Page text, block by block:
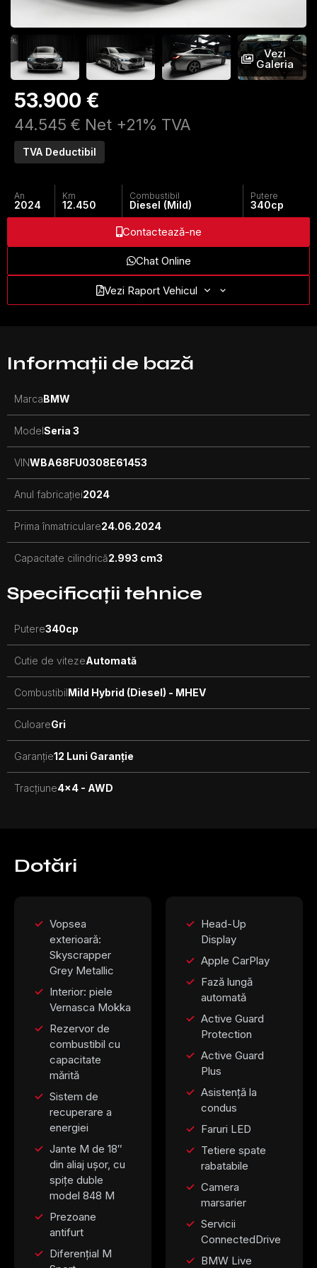
Vezi
Galeria
53.900 €
TVA Deductibil
44.545 € Net +21% TVA
An
2024
Km
12.450
Combustibil
Diesel (Mild)
Putere
340cp
Contactează-ne
Chat Online
Vezi Raport Vehicul
Informații de bază
MarcaBMW
ModelSeria 3
VINWBA68FU0308E61453
Anul fabricației2024
Prima înmatriculare24.06.2024
Capacitate cilindrică2.993 cm3
Specificații tehnice
Putere340cp
Cutie de vitezeAutomată
CombustibilMild Hybrid (Diesel) - MHEV
CuloareGri
Garanție12 Luni Garanție
Tracțiune4x4 - AWD
Dotări
Vopsea
exterioară:
Skyscrapper
Grey Metallic
Interior: piele
Vernasca Mokka
Rezervor de
combustibil cu
capacitate
mărită
Sistem de
recuperare a
energiei
Jante M de 18″
din aliaj ușor, cu
spițe duble
model 848 M
Prezoane
antifurt
Diferențial M
Head-Up
Display
Apple CarPlay
Fază lungă
automată
Active Guard
Protection
Active Guard
Plus
Asistență la
condus
Faruri LED
Tetiere spate
rabatabile
Camera
marsarier
Servicii
ConnectedDrive
BMW Live